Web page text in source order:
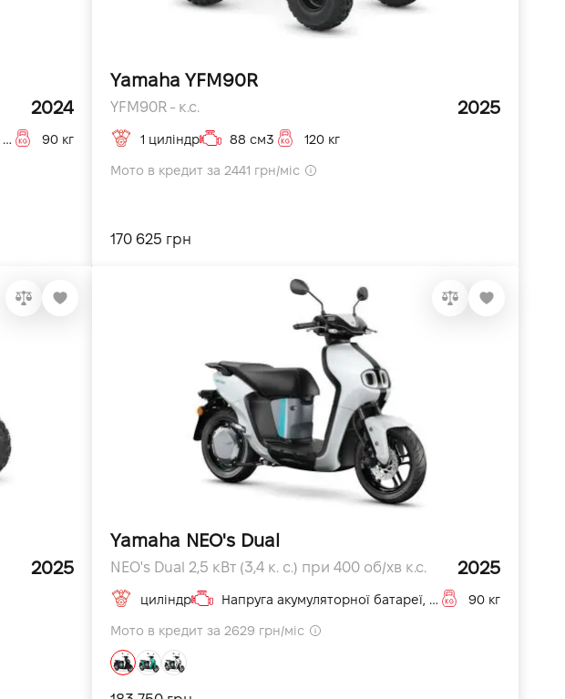
2024
90 кг
Yamaha YFM90R
YFM90R - к.с. 2025
1 циліндр 88 см3 120 кг
Мото в кредит за 2441 грн/міс
170 625 грн
2025
Yamaha NEO's Dual
NEO's Dual 2,5 кВт (3,4 к. с.) при 400 об/хв к.с. 2025
циліндр Напруга акумуляторної батареї, ємність 50,4 В, 19,2 А·год (5 год) см3 90 кг
Мото в кредит за 2629 грн/міс